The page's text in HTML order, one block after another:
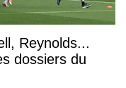
Reynolds...
dossiers du